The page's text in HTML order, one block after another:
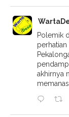
Polemik
akhirnya